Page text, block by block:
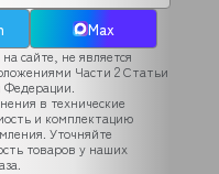
Max
сайте, не является
Части 2 Статьи
Федерации.
в технические
и комплектацию
Уточняйте
товаров у наших